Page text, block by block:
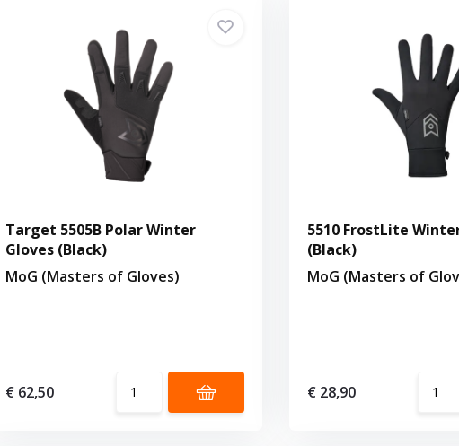
Target 5505B Polar Winter
Gloves (Black)
MoG (Masters of Gloves)
€ 62,50
5510 FrostLite
(Black)
MoG (Masters of
€ 28,90